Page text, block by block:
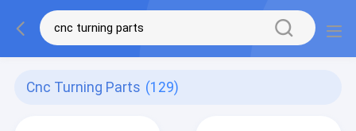
Cnc Turning Parts (129)